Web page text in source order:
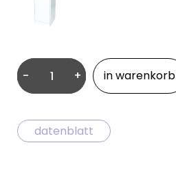
-
Avero
Menge
+ in warenkorb
datenblatt